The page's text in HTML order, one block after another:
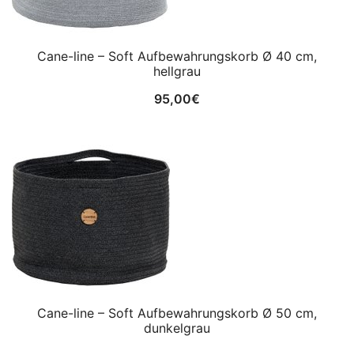
Cane-line – Soft Aufbewahrungskorb Ø 40 cm,
hellgrau
95,00€
Cane-line – Soft Aufbewahrungskorb Ø 50 cm,
dunkelgrau